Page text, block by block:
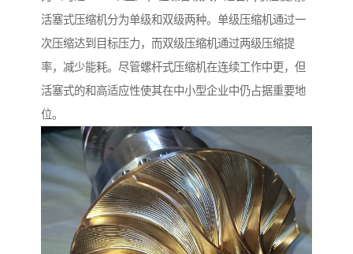
活塞式压缩机分为单级和双级两种。单级压缩机通过一
次压缩达到目标压力，而双级压缩机通过两级压缩提
率，减少能耗。尽管螺杆式压缩机在连续工作中更，但
活塞式的和高适应性使其在中小型企业中仍占据重要地
位。